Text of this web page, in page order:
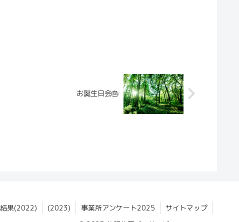
お誕生日会🎂
果(2022) (2023) 事業所アンケート2025
サイトマップ